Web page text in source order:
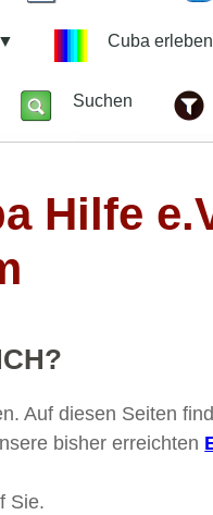
Cuba
Suchen
Hilfe
Auf diesen Seiten
bisher erreichten
Sie.